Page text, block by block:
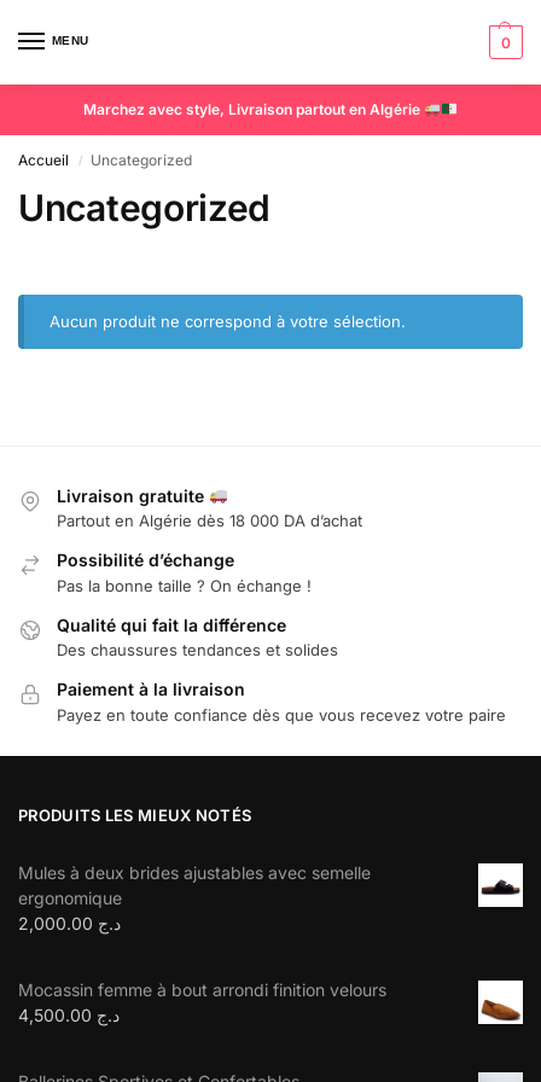
MENU 0
Marchez avec style, Livraison partout en Algérie
Accueil / Uncategorized
Uncategorized
Aucun produit ne correspond à votre sélection.
Livraison gratuite
Partout en Algérie dès 18 000 DA d’achat
Possibilité d’échange
Pas la bonne taille ? On échange !
Qualité qui fait la différence
Des chaussures tendances et solides
Paiement à la livraison
Payez en toute confiance dès que vous recevez votre paire
PRODUITS LES MIEUX NOTÉS
Mules à deux brides ajustables avec semelle
ergonomique
د.ج
Mocassin femme à bout arrondi finition velours
د.ج